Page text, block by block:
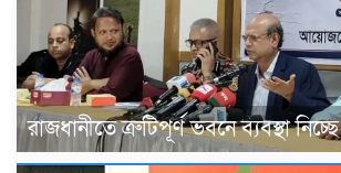
রাজধানীতে ত্রুটিপূর্ণ ভবনে ব্যবস্থা